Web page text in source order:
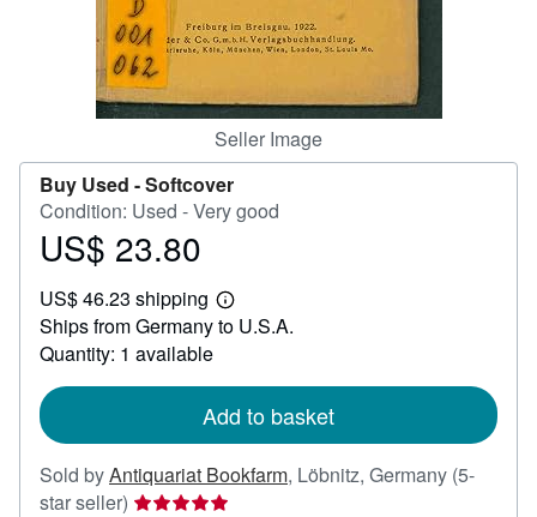
Seller Image
Buy Used -Softcover
Condition: Used - Very good
Price
23.80
US$ 23.80
US$ 46.23 shipping
Learn
more
Ships from Germany to U.S.A.
Quantity: 1 available
Add to basket
Sold byAntiquariat Bookfarm, Löbnitz, Germany (5-
star seller) Seller